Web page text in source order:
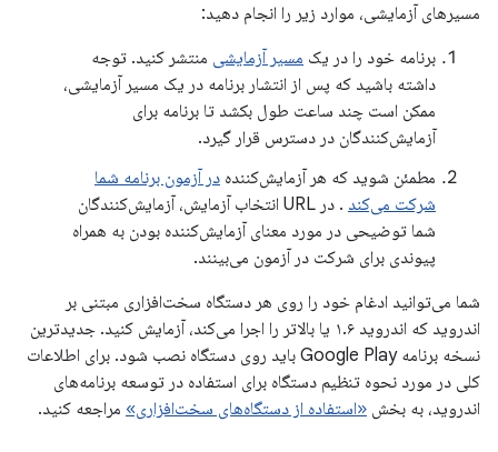
مسیرهای آزمایشی، موارد زیر را انجام دهید:
برنامه خود را در یک مسیر آزمایشی منتشر کنید. توجه
داشته باشید که پس از انتشار برنامه در یک مسیر آزمایشی،
ممکن است چند ساعت طول بکشد تا برنامه برای
آزمایش‌کنندگان در دسترس قرار گیرد.
مطمئن شوید که هر آزمایش‌کننده در آزمون برنامه شما
شرکت می‌کند
. در URL انتخاب آزمایش، آزمایش‌کنندگان
شما توضیحی در مورد معنای آزمایش‌کننده بودن به همراه
پیوندی برای شرکت در آزمون می‌بینند.
شما می‌توانید ادغام خود را روی هر دستگاه سخت‌افزاری مبتنی بر
اندروید که اندروید ۱.۶ یا بالاتر را اجرا می‌کند، آزمایش کنید. جدیدترین
نسخه برنامه Google Play باید روی دستگاه نصب شود. برای اطلاعات
کلی در مورد نحوه تنظیم دستگاه برای استفاده در توسعه برنامه‌های
اندروید، به بخش «استفاده از دستگاه‌های سخت‌افزاری» مراجعه کنید.